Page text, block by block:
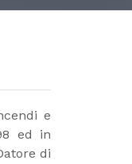
e
ed in
di